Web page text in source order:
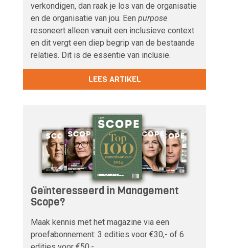
verkondigen, dan raak je los van de organisatie
en de organisatie van jou. Een purpose
resoneert alleen vanuit een inclusieve context
en dit vergt een diep begrip van de bestaande
relaties. Dit is de essentie van inclusie.
LEES ARTIKEL
Geïnteresseerd in Management
Scope?
Maak kennis met het magazine via een
proefabonnement: 3 edities voor €30,- of 6